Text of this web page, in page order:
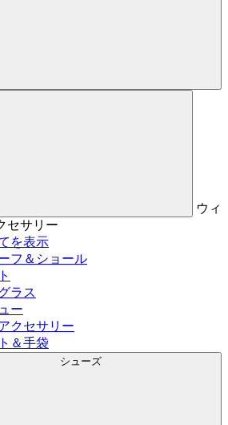
ウィ
セサリー
を表示
フ＆ショール
ラス
ー
クセサリー
＆手袋
シューズ